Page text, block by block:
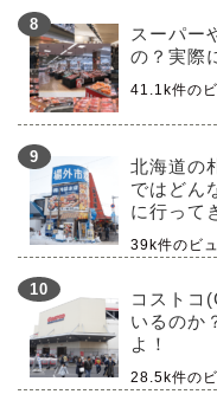
スーパー
の？実際
41.1k件の
北海道の
ではどん
に行って
39k件のビ
コストコ
いるのか
よ！
28.5k件の